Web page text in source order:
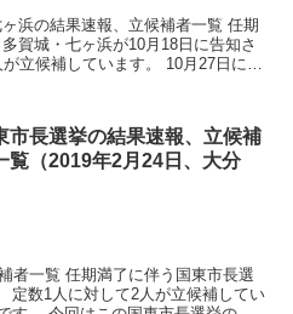
浜の結果速報、立候補者一覧 任期
賀城・七ヶ浜が10月18日に告知さ
立候補しています。 10月27日に投
市長選挙の結果速報、立候補
覧（2019年2月24日、大分
者一覧 任期満了に伴う国東市長選
定数1人に対して2人が立候補してい